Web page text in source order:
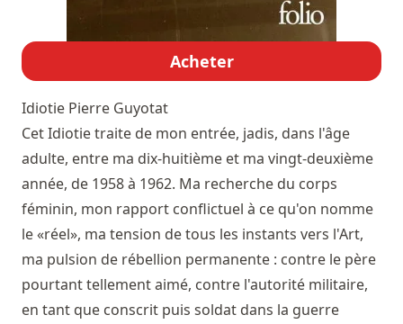
Acheter
Idiotie Pierre Guyotat
Cet Idiotie traite de mon entrée, jadis, dans l'âge
adulte, entre ma dix-huitième et ma vingt-deuxième
année, de 1958 à 1962. Ma recherche du corps
féminin, mon rapport conflictuel à ce qu'on nomme
le «réel», ma tension de tous les instants vers l'Art,
ma pulsion de rébellion permanente : contre le père
pourtant tellement aimé, contre l'autorité militaire,
en tant que conscrit puis soldat dans la guerre